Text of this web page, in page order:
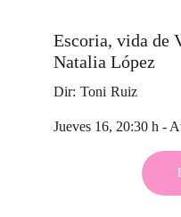
Escoria, vida de
Natalia López
Dir: Toni Ruiz
Jueves 16, 20:30 h -